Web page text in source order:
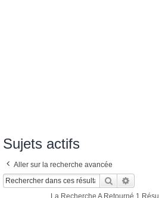
Sujets actifs
Aller sur la recherche avancée
Rechercher
La Recherche A Retourné 1